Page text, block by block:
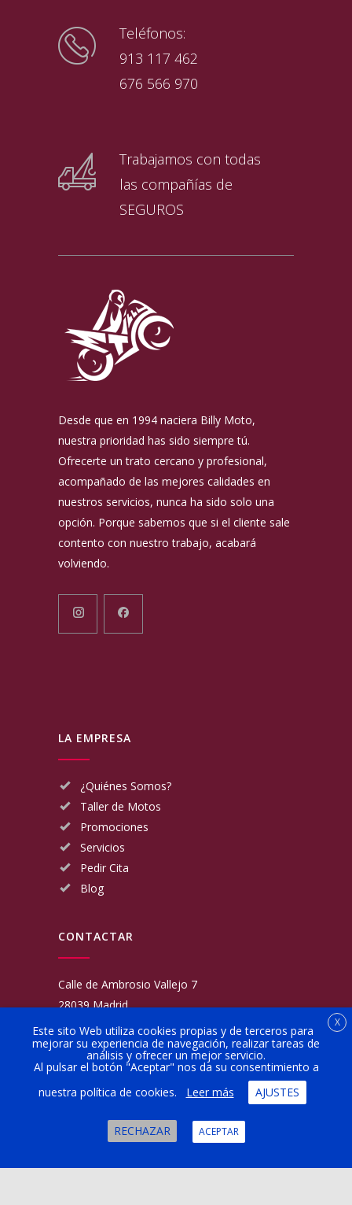
Teléfonos:
913 117 462
676 566 970
Trabajamos con todas
las compañías de
SEGUROS
Desde que en 1994 naciera Billy Moto,
nuestra prioridad has sido siempre tú.
Ofrecerte un trato cercano y profesional,
acompañado de las mejores calidades en
nuestros servicios, nunca ha sido solo una
opción. Porque sabemos que si el cliente sale
contento con nuestro trabajo, acabará
volviendo.
LA EMPRESA
¿Quiénes Somos?
Taller de Motos
Promociones
Servicios
Pedir Cita
Blog
CONTACTAR
Calle de Ambrosio Vallejo 7
28039 Madrid
Fijo:
913 117 462
Movil:
676 566 970
administracion@talleresgarciamartinezehijos.com
Lun a Vier:
9:00 a 14:00
16:00 a 20:00
X
Este sito Web utiliza cookies propias y de terceros para
mejorar su experiencia de navegación, realizar tareas de
análisis y ofrecer un mejor servicio.
Al pulsar el botón "Aceptar" nos da su consentimiento a
nuestra política de cookies.
Leer más AJUSTES
RECHAZAR ACEPTAR